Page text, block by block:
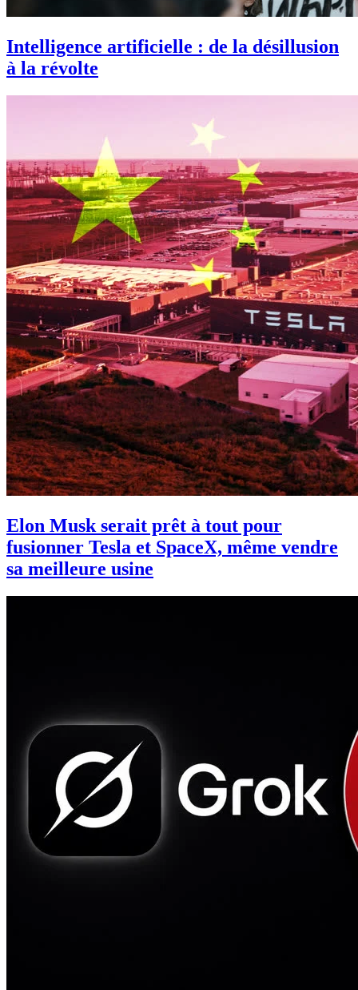
Intelligence artificielle : de la désillusion
à la révolte
Elon Musk serait prêt à tout pour
fusionner Tesla et SpaceX, même vendre
sa meilleure usine